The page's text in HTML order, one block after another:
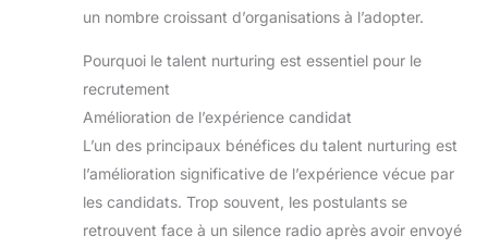
un nombre croissant d’organisations à l’adopter.
Pourquoi le talent nurturing est essentiel pour le
recrutement
Amélioration de l’expérience candidat
L’un des principaux bénéfices du talent nurturing est
l’amélioration significative de l’expérience vécue par
les candidats. Trop souvent, les postulants se
retrouvent face à un silence radio après avoir envoyé